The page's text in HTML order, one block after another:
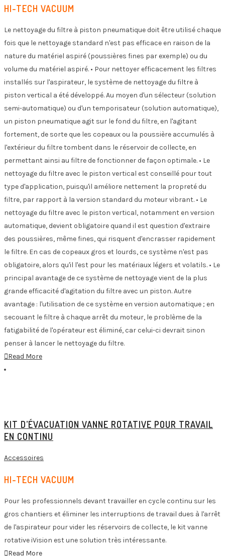
HI-TECH VACUUM
Le nettoyage du filtre à piston pneumatique doit être utilisé chaque
fois que le nettoyage standard n'est pas efficace en raison de la
nature du matériel aspiré (poussières fines par exemple) ou du
volume du matériel aspiré. • Pour nettoyer efficacement les filtres
installés sur l'aspirateur, le système de nettoyage du filtre à
piston vertical a été développé. Au moyen d'un sélecteur (solution
semi-automatique) ou d'un temporisateur (solution automatique),
un piston pneumatique agit sur le fond du filtre, en l'agitant
fortement, de sorte que les copeaux ou la poussière accumulés à
l'extérieur du filtre tombent dans le réservoir de collecte, en
permettant ainsi au filtre de fonctionner de façon optimale. • Le
nettoyage du filtre avec le piston vertical est conseillé pour tout
type d'application, puisqu'il améliore nettement la propreté du
filtre, par rapport à la version standard du moteur vibrant. • Le
nettoyage du filtre avec le piston vertical, notamment en version
automatique, devient obligatoire quand il est question d'extraire
des poussières, même fines, qui risquent d'encrasser rapidement
le filtre. En cas de copeaux gros et lourds, ce système n'est pas
obligatoire, alors qu'il l'est pour les matériaux légers et volatils. • Le
principal avantage de ce système de nettoyage vient de la plus
grande efficacité d'agitation du filtre avec un piston. Autre
avantage : l'utilisation de ce système en version automatique ; en
secouant le filtre à chaque arrêt du moteur, le problème de la
fatigabilité de l'opérateur est éliminé, car celui-ci devrait sinon
penser à lancer le nettoyage du filtre.
Read More
KIT D’ÉVACUATION VANNE ROTATIVE POUR TRAVAIL
EN CONTINU
Accessoires
HI-TECH VACUUM
Pour les professionnels devant travailler en cycle continu sur les
gros chantiers et éliminer les interruptions de travail dues à l'arrêt
de l'aspirateur pour vider les réservoirs de collecte, le kit vanne
rotative iVision est une solution très intéressante.
Read More